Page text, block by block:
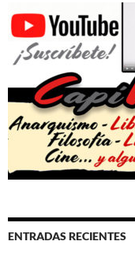
ENTRADAS RECIENTES